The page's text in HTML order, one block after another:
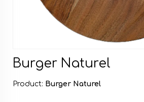
Burger Naturel
Product: Burger Naturel